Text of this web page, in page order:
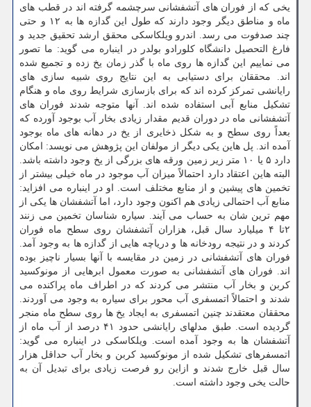
یخی که از فوران های آتشفشانی سرچشمه گرفته اند در قطب های
ماه و مناطق دیگر وجود دارند که طول این گدازه ها به ۱۲ و حتی
چند صدفوت می رسد. اندرو ویلکاسکی محقق ارشد تحقیق جدید و
فارغ التحصیل دانشگاه کلورادو بولدر در اینباره می گوید: ما تصور
می نماییم این گدازه ها روی ماه با گذر زمان یخ زده و تجمیع شده
اند. محققان برای دستیابی به این نتایج روی شبیه سازی های
رایانشی تمرکز کرده اند که برای بازسازی شرایط روی ماه و هنگام
تشکیل منابع آبی استفاده شده اند. آنها متوجه شدند فوران های
آتشفشانی ماه در دوران قدیم مقدار زیادی بخار آب بوجود آورده که
بعداً روی سطح و به شکل ذخایری از یخ در دهانه های ماه بوجود
آمده اند. پل هاین یکی دیگر از مولفان این پژوهش می نویسد: امکان
دارد ۵ یا ۱۰ متر زیر زمین ورقه های بزرگی از یخ وجود داشته باشد.
البته هاین اعتقاد دارد احتمالاً میزان آب موجود در ماه خیلی بیشتر از
تخمین های پیشین و از منابع مختلف است. او در اینباره می افزاید:
منابع آب احتمالی زیادی هم اکنون وجود دارد، اما آتشفشان ها یکی از
مهم ترین شان به حساب می آیند. سیاره شناسان تخمین می زنند
۲تا ۴ میلیارد سال قبل، هزاران آتشفشان روی سطح ماه فوران
کردند و در نتیجه رودخانه ها و دریاچه هایی از گدازه ها به وجود آمد.
فوران های آتشفشانی در زمین در مقایسه با آنها بسیار ناچیز بوده
اند. فوران های آتشفشانی به صورت معمول ابرهایی از مونوکسید
کربن و بخار آب منتشر می کردند که در اطراف ماه پراکنده می
شدند و احتمالاً اتمسفری آب محور برای سیاره به وجود می آوردند.
محققان معتقدند چنین اتمسفری به ایجاد یخ ها روی سطح ماه منجر
گردیده است. طبق مدلهای رایانشی حدود ۴۱ درصد از آب ماه از
آتشفشان ها به وجود آمده است. ویلکاسکی در اینباره می گوید:
اتمسفرهای تشکیل شده از مونوکسید کربن و بخار آب حداقل هزار
سال قبل خارج شدند و ازاین رو فرصت زیادی برای تبدیل آن به
حالت یخی وجود داشته است.